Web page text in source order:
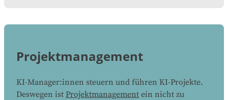
Projektmanagement
KI-Manager:innen steuern und führen KI-Projekte.
Deswegen ist Projektmanagement ein nicht zu